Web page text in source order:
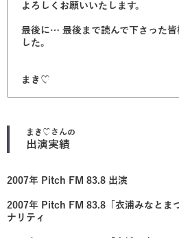
よろしくお願いいたします。
最後に… 最後まで読んで下さった皆
した。
まき♡
まき♡ さんの
出演実績
2007年 Pitch FM 83.8 出演
2007年 Pitch FM 83.8「衣浦みなとま
ナリティ